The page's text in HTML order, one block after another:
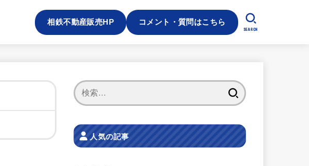
相鉄不動産販売HP コメント・質問はこちら
SEARCH
人気の記事